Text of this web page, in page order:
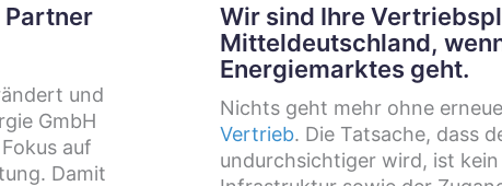
Partner
und
GmbH
auf
Damit
Wir sind Ihre
Mitteldeutschland,
Energiemarktes geht.
Nichts geht mehr ohne
Vertrieb. Die Tatsache, dass
undurchsichtiger wird, ist